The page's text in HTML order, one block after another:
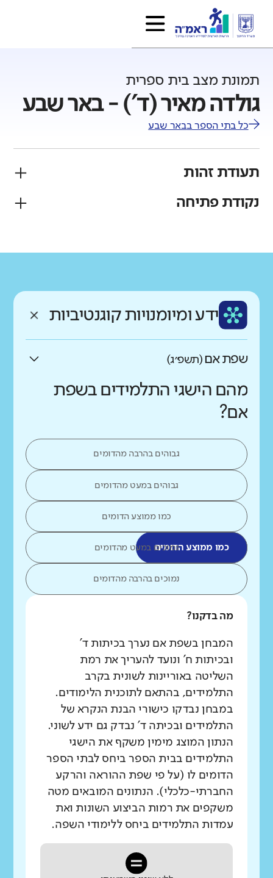
תמונת מצב בית ספרית
גולדה מאיר (ד') - באר שבע
כל בתי הספר בבאר שבע
תעודת זהות
פיקוח
עברית ותיק
נקודת פתיחה
רקע חברתי כלכלי
נמוך ידע ומיומנויות קוגנטיביות
שפת אם(תשפ״ג)
מהם הישגי התלמידים בשפת
אם?
גבוהים בהרבה מהדומים
גבוהים במעט מהדומים
כמו ממוצע הדומים
כמו ממוצע הדומיםנמוכים במעט מהדומים
נמוכים בהרבה מהדומים
מה בדקנו?
המבחן בשפת אם נערך בכיתות ד'
ובכיתות ח' ונועד להעריך את רמת
השליטה באוריינות לשונית בקרב
התלמידים, בהתאם לתוכנית הלימודים.
במבחן נבדקו כישורי הבנת הנקרא של
התלמידים ובכיתה ד' נבדק גם ידע לשוני.
הנתון המוצג מימין משקף את הישגי
התלמידים בבית הספר ביחס לבתי הספר
הדומים לו (על פי שפת ההוראה והרקע
החברתי-כלכלי). הנתונים המובאים מטה
משקפים את רמות הביצוע השונות ואת
עמדות התלמידים ביחס ללימודי השפה.